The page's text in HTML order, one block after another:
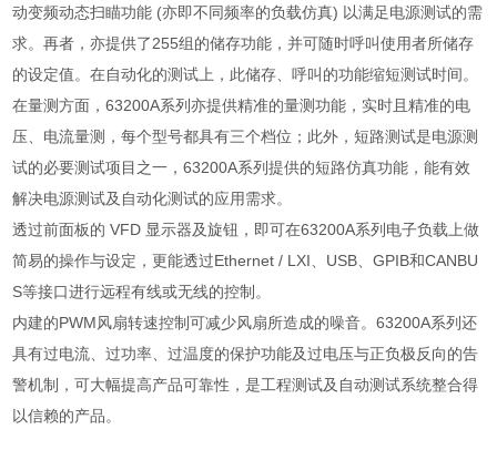
动变频动态扫瞄功能 (亦即不同频率的负载仿真) 以满足电源测试的需
求。再者，亦提供了255组的储存功能，并可随时呼叫使用者所储存
的设定值。在自动化的测试上，此储存、呼叫的功能缩短测试时间。
在量测方面，63200A系列亦提供精准的量测功能，实时且精准的电
压、电流量测，每个型号都具有三个档位；此外，短路测试是电源测
试的必要测试项目之一，63200A系列提供的短路仿真功能，能有效
解决电源测试及自动化测试的应用需求。
透过前面板的 VFD 显示器及旋钮，即可在63200A系列电子负载上做
简易的操作与设定，更能透过Ethernet / LXI USB 、GPIB和CANBU
S等接口进行远程有线或无线的控制。
内建的PWM 风扇转速控制可减少风扇所造成的噪音。63200A系列还
具有过电流、过功率、过温度的保护功能及过电压与正负极反向的告
警机制，可大幅提高产品可靠性，是工程测试及自动测试系统整合得
以信赖的产品。